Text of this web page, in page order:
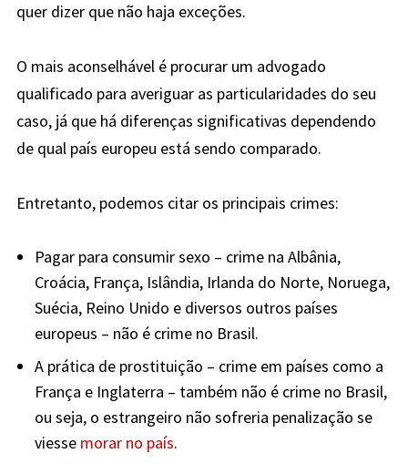
quer dizer que não haja exceções.
O mais aconselhável é procurar um advogado
qualificado para averiguar as particularidades do seu
caso, já que há diferenças significativas dependendo
de qual país europeu está sendo comparado.
Entretanto, podemos citar os principais crimes:
Pagar para consumir sexo – crime na Albânia,
Croácia, França, Islândia, Irlanda do Norte, Noruega,
Suécia, Reino Unido e diversos outros países
europeus – não é crime no Brasil.
A prática de prostituição – crime em países como a
França e Inglaterra – também não é crime no Brasil,
ou seja, o estrangeiro não sofreria penalização se
viesse morar no país.